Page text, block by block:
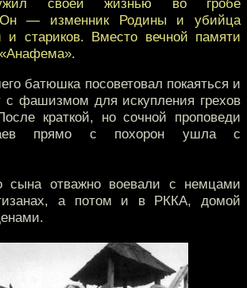
— изменник Родины и убийца
и стариков. Вместо вечной памяти
батюшка посоветовал покаяться и
с фашизмом для искупления грехов
краткой, но сочной проповеди
прямо с похорон ушла с
сына отважно воевали с немцами
а потом и в РККА, домой